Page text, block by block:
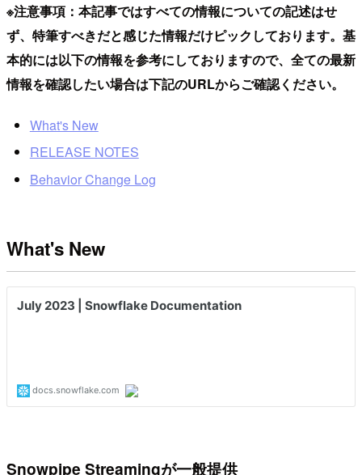
※注意事項：本記事ではすべての情報についての記述はせ
ず、特筆すべきだと感じた情報だけピックしております。基
本的には以下の情報を参考にしておりますので、全ての最新
情報を確認したい場合は下記のURLからご確認ください。
What's New
RELEASE NOTES
Behavior Change Log
What's New
Snowpipe Streamingが一般提供